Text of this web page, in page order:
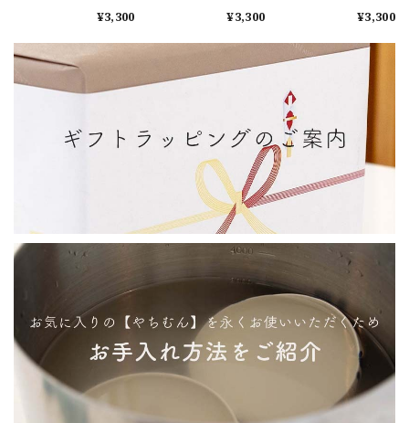
¥3,300 ¥3,300 ¥3,300